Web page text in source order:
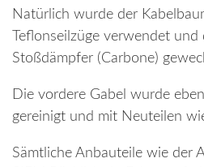
Natürlich wurde der
Teflonseilzüge verwendet
Stoßdämpfer (Carbone)
Die vordere Gabel wurde
gereinigt und mit Neuteilen
Sämtliche Anbauteile wie der